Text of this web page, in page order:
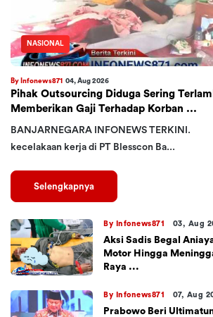
NASIONAL
By Infonews871 04, Aug 2026
Pihak Outsourcing Diduga Sering
Memberikan Gaji Terhadap Korban ...
BANJARNEGARA INFONEWS
kecelakaan kerja di PT Blesscon Ba...
Selengkapnya
By Infonews871 03, Aug
Aksi Sadis Begal
Motor Hingga
Raya ...
By Infonews871 07, Aug
Prabowo Beri